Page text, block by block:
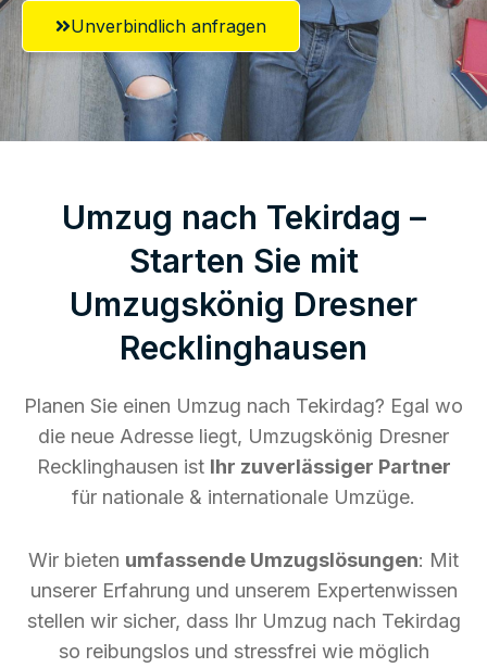
Unverbindlich anfragen
Umzug nach Tekirdag –
Starten Sie mit
Umzugskönig Dresner
Recklinghausen
Planen Sie einen Umzug nach Tekirdag? Egal wo
die neue Adresse liegt, Umzugskönig Dresner
Recklinghausen ist Ihr zuverlässiger Partner
für nationale & internationale Umzüge.
Wir bieten umfassende Umzugslösungen: Mit
unserer Erfahrung und unserem Expertenwissen
stellen wir sicher, dass Ihr Umzug nach Tekirdag
so reibungslos und stressfrei wie möglich